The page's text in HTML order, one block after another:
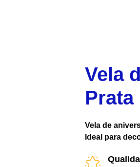
Vela
Prata
Vela de
Ideal para